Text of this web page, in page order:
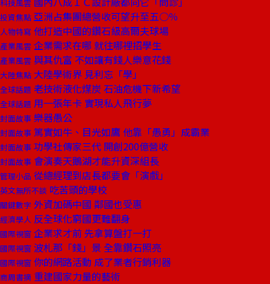
科技風雲
投資焦點 亞洲占集團總營收可望升至五○％
人物特寫 他打造中國的鑽石級高爾夫球場
產業風雲 企業需求在哪 就往哪裡招學生
產業風雲 與其仇富 不如讓有錢人樂意花錢
大陸焦點 大陸學術界 見利忘「學」
全球話題 老技術液化煤炭 石油危機下新希望
全球話題 用一張年卡 實現私人飛行夢
封面故事 樂器愚公
封面故事 篤實如牛、目光如鷹 他靠「愚勇」成霸業
封面故事 功學社傳家三代 開創200億營收
封面故事 會演奏天鵝湖才能升資深組長
管理小品 從總經理到店長都要會「演戲」
英文無所不談 吃苦頭的學校
關鍵數字 外資加碼中國 鄰國也受惠
經濟學人 反全球化窮國更難翻身
國際視窗 企業求才前 先拿算盤打一打
國際視窗 波札那「錢」景 全靠鑽石照亮
國際視窗 你的網路活動 成了業者行銷利器
商周書摘 重建國家力量的藝術